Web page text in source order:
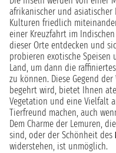
afrikanischer und asiatischer
Kulturen friedlich
einer Kreuzfahrt im
dieser Orte entdecken und
probieren exotische Speisen
Land, um dann die
zu können. Diese Gegend
begehrt wird, bietet Ihnen
Vegetation und eine Vielfalt
Tierfreund machen, auch
Dem Charme der Lemuren,
sind, oder der Schönheit des
widerstehen, ist unmöglich.